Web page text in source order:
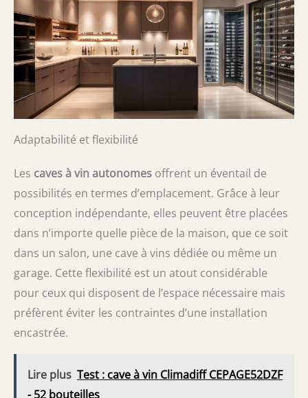
Adaptabilité et flexibilité
Les caves à vin autonomes offrent un éventail de
possibilités en termes d’emplacement. Grâce à leur
conception indépendante, elles peuvent être placées
dans n’importe quelle pièce de la maison, que ce soit
dans un salon, une cave à vins dédiée ou même un
garage. Cette flexibilité est un atout considérable
pour ceux qui disposent de l’espace nécessaire mais
préfèrent éviter les contraintes d’une installation
encastrée.
Lire plus Test : cave à vin Climadiff CEPAGE52DZF
- 52 bouteilles